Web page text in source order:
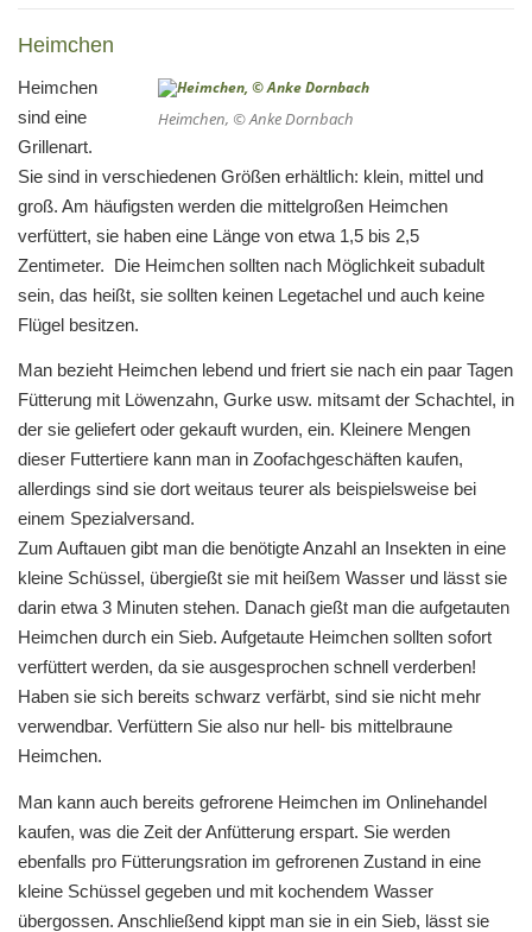
Heimchen
Heimchen, © Anke Dornbach
Heimchen
sind eine
Grillenart.
Sie sind in verschiedenen Größen erhältlich: klein, mittel und
groß. Am häufigsten werden die mittelgroßen Heimchen
verfüttert, sie haben eine Länge von etwa 1,5 bis 2,5
Zentimeter. Die Heimchen sollten nach Möglichkeit subadult
sein, das heißt, sie sollten keinen Legetachel und auch keine
Flügel besitzen.
Man bezieht Heimchen lebend und friert sie nach ein paar Tagen
Fütterung mit Löwenzahn, Gurke usw. mitsamt der Schachtel, in
der sie geliefert oder gekauft wurden, ein. Kleinere Mengen
dieser Futtertiere kann man in Zoofachgeschäften kaufen,
allerdings sind sie dort weitaus teurer als beispielsweise bei
einem Spezialversand.
Zum Auftauen gibt man die benötigte Anzahl an Insekten in eine
kleine Schüssel, übergießt sie mit heißem Wasser und lässt sie
darin etwa 3 Minuten stehen. Danach gießt man die aufgetauten
Heimchen durch ein Sieb. Aufgetaute Heimchen sollten sofort
verfüttert werden, da sie ausgesprochen schnell verderben!
Haben sie sich bereits schwarz verfärbt, sind sie nicht mehr
verwendbar. Verfüttern Sie also nur hell- bis mittelbraune
Heimchen.
Man kann auch bereits gefrorene Heimchen im Onlinehandel
kaufen, was die Zeit der Anfütterung erspart. Sie werden
ebenfalls pro Fütterungsration im gefrorenen Zustand in eine
kleine Schüssel gegeben und mit kochendem Wasser
übergossen. Anschließend kippt man sie in ein Sieb, lässt sie